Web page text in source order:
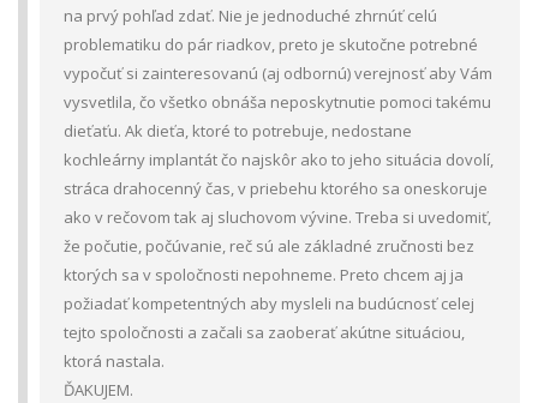
na prvý pohľad zdať. Nie je jednoduché zhrnúť celú
problematiku do pár riadkov, preto je skutočne potrebné
vypočuť si zainteresovanú (aj odbornú) verejnosť aby Vám
vysvetlila, čo všetko obnáša neposkytnutie pomoci takému
dieťaťu. Ak dieťa, ktoré to potrebuje, nedostane
kochleárny implantát čo najskôr ako to jeho situácia dovolí,
stráca drahocenný čas, v priebehu ktorého sa oneskoruje
ako v rečovom tak aj sluchovom vývine. Treba si uvedomiť,
že počutie, počúvanie, reč sú ale základné zručnosti bez
ktorých sa v spoločnosti nepohneme. Preto chcem aj ja
požiadať kompetentných aby mysleli na budúcnosť celej
tejto spoločnosti a začali sa zaoberať akútne situáciou,
ktorá nastala.
ĎAKUJEM.